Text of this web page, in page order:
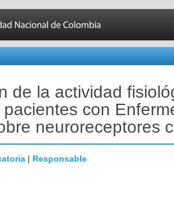
de la actividad
con
neuroreceptores
| Responsable